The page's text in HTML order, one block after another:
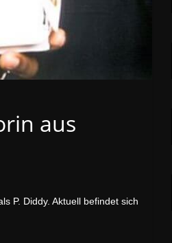
aus
P. Diddy. Aktuell befindet sich